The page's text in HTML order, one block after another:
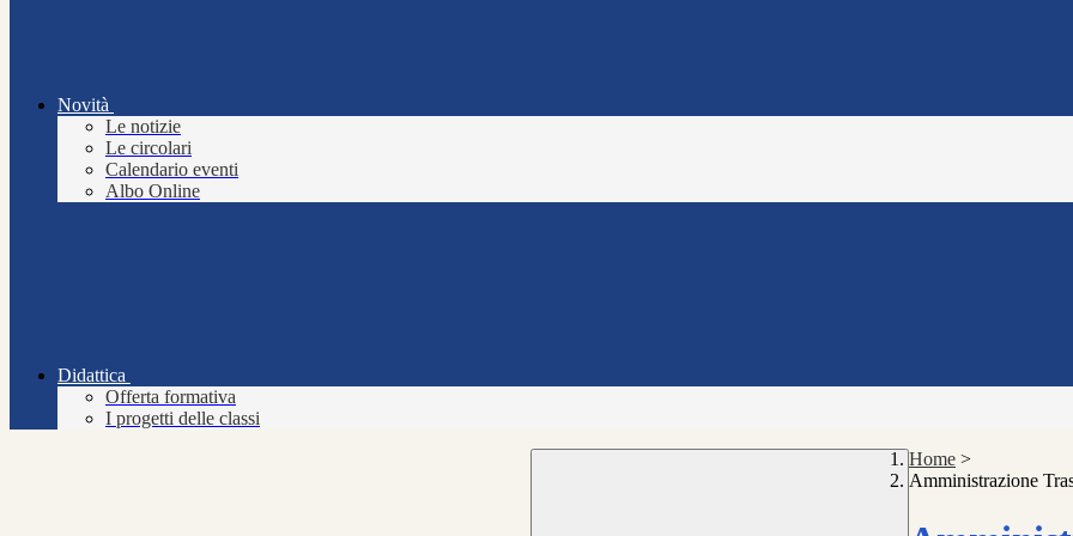
Novità
Le notizie
Le circolari
Calendario eventi
Albo Online
Didattica
Offerta formativa
I progetti delle classi
Home >
Amministrazione